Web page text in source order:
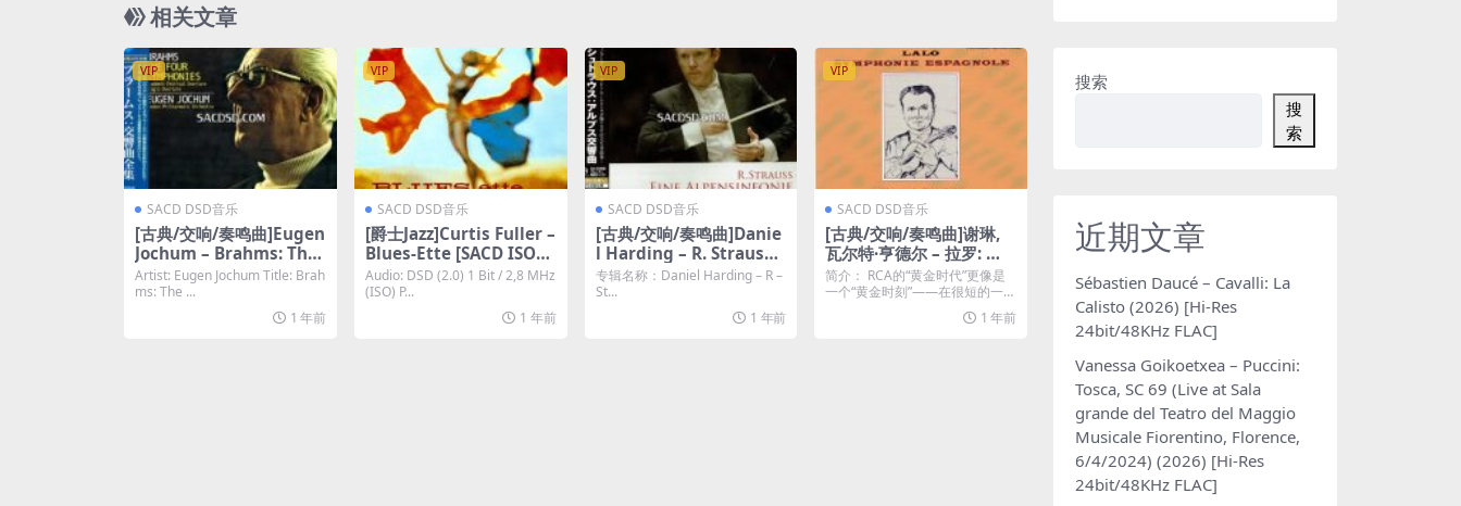
相关文章
VIP
SACD DSD音乐
[古典/交响/奏鸣曲]Eugen
Jochum – Brahms: The
4 Symphonies etc. [SAC
D ISO DSD64]
Artist: Eugen Jochum Title: Brah
ms: The ...
1 年前
VIP
SACD DSD音乐
[爵士Jazz]Curtis Fuller –
Blues-Ette [SACD ISO
百度云]
Audio: DSD (2.0) 1 Bit / 2,8 MHz
(ISO) P...
1 年前
VIP
SACD DSD音乐
[古典/交响/奏鸣曲]Danie
l Harding – R. Strauss:
Eine Alpensinfonie (20
13) [SACD ISO]
专辑名称：Daniel Harding – R –
St...
1 年前
VIP
SACD DSD音乐
[古典/交响/奏鸣曲]谢琳,
瓦尔特·亨德尔 – 拉罗: 西
班牙交响曲 Henryk Szer
yng, Walter Hendl, Chi
cago Symphony Orche
stra – Lalo: Symphonie
简介： RCA的“黄金时代”更像是
一个“黄金时刻”——在很短的一
1 年前
搜索
搜
索
近期文章
Sébastien Daucé – Cavalli: La
Calisto (2026) [Hi-Res
24bit/48KHz FLAC]
Vanessa Goikoetxea – Puccini:
Tosca, SC 69 (Live at Sala
grande del Teatro del Maggio
Musicale Fiorentino, Florence,
6/4/2024) (2026) [Hi-Res
24bit/48KHz FLAC]